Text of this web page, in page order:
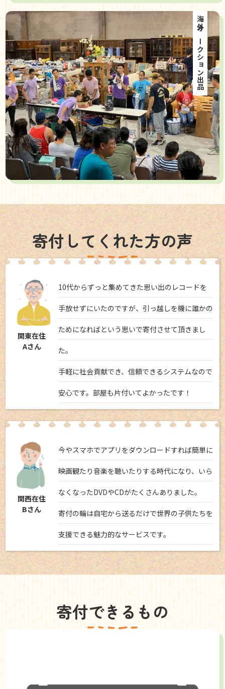
海外オークション出品
寄付してくれた方の声
関東在住
Aさん
10代からずっと集めてきた思い出のレコードを
手放せずにいたのですが、引っ越しを機に誰かの
ためになればという思いで寄付させて頂きまし
た。
手軽に社会貢献でき、信頼できるシステムなので
安心です。部屋も片付いてよかったです！
関西在住
Bさん
今やスマホでアプリをダウンロードすれば簡単に
映画観たり音楽を聴いたりする時代になり、いら
なくなったDVDやCDがたくさんありました。
寄付の輪は自宅から送るだけで世界の子供たちを
支援できる魅力的なサービスです。
寄付できるもの